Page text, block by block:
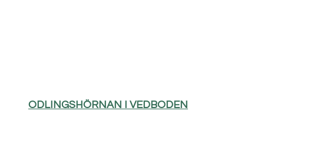
ODLINGSHÖRNAN I VEDBODEN